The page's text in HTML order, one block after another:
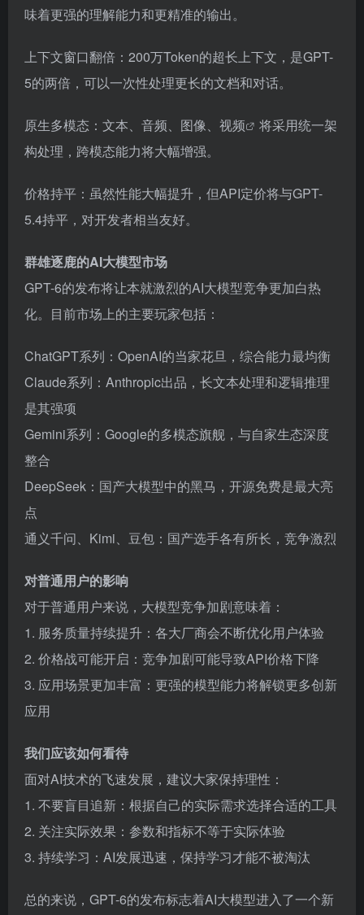
味着更强的理解能力和更精准的输出。
上下文窗口翻倍：200万Token的超长上下文，是GPT-
5的两倍，可以一次性处理更长的文档和对话。
原生多模态：文本、音频、图像、 视频
将采用统一架
构处理，跨模态能力将大幅增强。
价格持平：虽然性能大幅提升，但API定价将与GPT-
5.4持平，对开发者相当友好。
群雄逐鹿的AI大模型市场
GPT-6的发布将让本就激烈的AI大模型竞争更加白热
化。目前市场上的主要玩家包括：
ChatGPT系列：OpenAI的当家花旦，综合能力最均衡
Claude系列：Anthropic出品，长文本处理和逻辑推理
是其强项
Gemini系列：Google的多模态旗舰，与自家生态深度
整合
DeepSeek：国产大模型中的黑马，开源免费是最大亮
点
通义千问、Kimi、豆包：国产选手各有所长，竞争激烈
对普通用户的影响
对于普通用户来说，大模型竞争加剧意味着：
1. 服务质量持续提升：各大厂商会不断优化用户体验
2. 价格战可能开启：竞争加剧可能导致API价格下降
3. 应用场景更加丰富：更强的模型能力将解锁更多创新
应用
我们应该如何看待
面对AI技术的飞速发展，建议大家保持理性：
1. 不要盲目追新：根据自己的实际需求选择合适的工具
2. 关注实际效果：参数和指标不等于实际体验
3. 持续学习：AI发展迅速，保持学习才能不被淘汰
总的来说，GPT-6的发布标志着AI大模型进入了一个新